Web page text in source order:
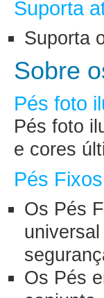
Suporta
Suporta
Sobre
Pés foto
Pés foto
e cores
Pés
Os Pés
Os Pés